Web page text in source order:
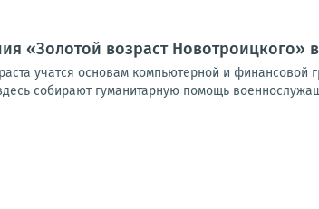
«Золотой возраст Новотроицкого»
учатся основам компьютерной и финансовой
собирают гуманитарную помощь